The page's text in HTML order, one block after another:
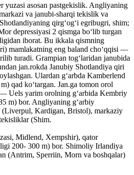
yuzasi asosan pastgekislik. Angliyaning
va janubi-sharqi tekislik va
qirgʻogʻi egribugri, shim;
depressiyasi 2 qismga boʻlib turgan
iborat. Bu ikkala qismning
mamlakatning eng baland choʻqqisi —
turadi. Grampian togʻlaridan janubida
jan.rokda Janubiy Shotlandiya qiri
Ulardan gʻarbda Kamberlend
qad koʻtargan. Jan.ga tomon orol
Uels yarim orolning gʻarbida Kembriy
m) bor. Angliyaning gʻarbiy
(Liverpul, Kardigan, Bristol), markaziy
(Shim.
Midlend, Xempshir), qator
200- 300 m) bor. Shimoliy Irlandiya
(Antrim, Sperriin, Morn va boshqalar)